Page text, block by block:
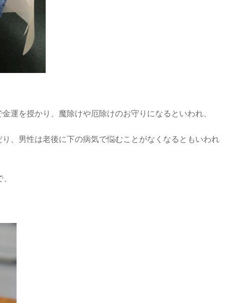
運を授かり、魔除けや厄除けのお守りになるといわれ、
、男性は老後に下の病気で悩むことがなくなるともいわれ